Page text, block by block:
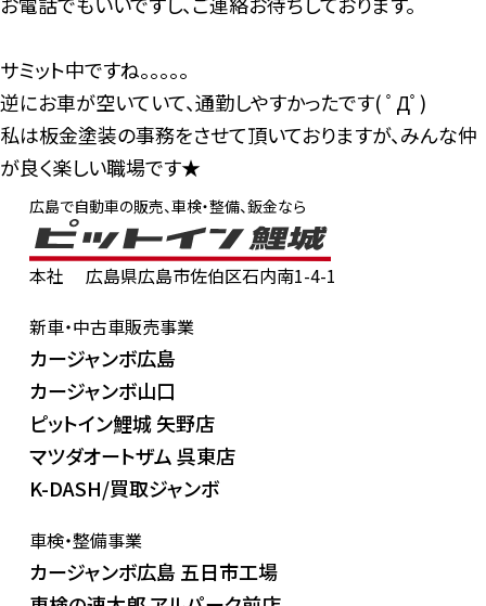
サミット中ですね。。。。。
逆にお車が空いていて、通勤しやすかったです( ﾟДﾟ)
私は板金塗装の事務をさせて頂いておりますが、みんな仲
が良く楽しい職場です★
お問い合わせお待ちしております
広島で自動車の販売、車検・整備、鈑金なら
本社
広島県広島市佐伯区石内南1-4-1
新車・中古車販売事業
カージャンボ広島
カージャンボ山口
ピットイン鯉城 矢野店
マツダオートザム 呉東店
K-DASH/買取ジャンボ
車検・整備事業
カージャンボ広島 五日市工場